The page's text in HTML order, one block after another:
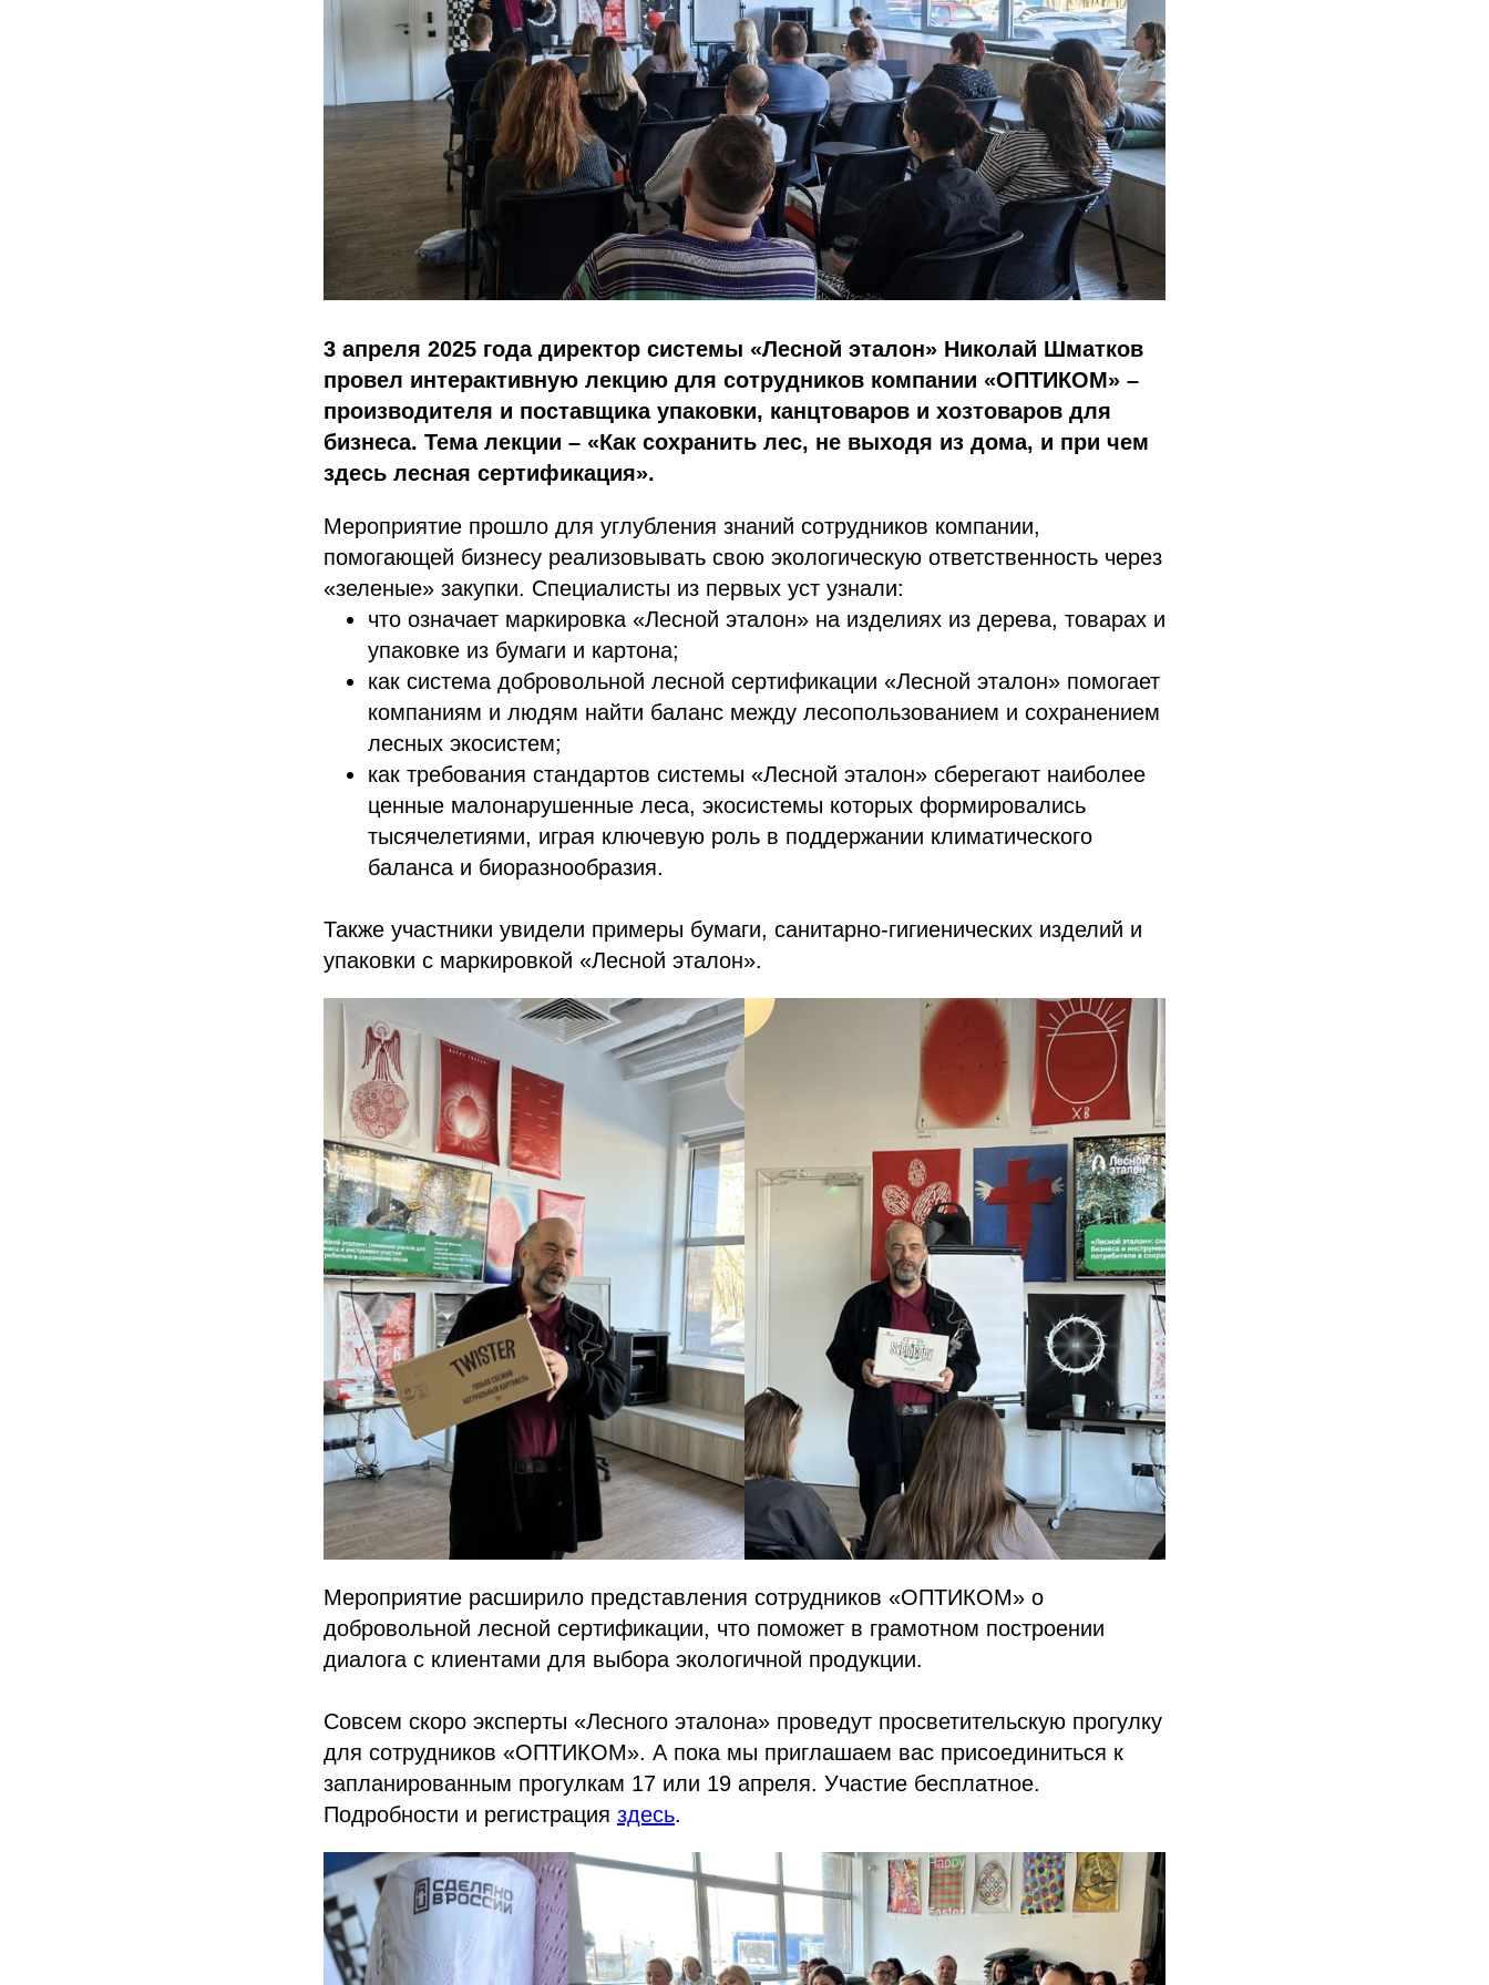
3 апреля 2025 года директор системы «Лесной эталон» Николай Шматков
провел интерактивную лекцию для сотрудников компании «ОПТИКОМ» –
производителя и поставщика упаковки, канцтоваров и хозтоваров для
бизнеса. Тема лекции – «Как сохранить лес, не выходя из дома, и при чем
здесь лесная сертификация».
Мероприятие прошло для углубления знаний сотрудников компании,
помогающей бизнесу реализовывать свою экологическую ответственность через
«зеленые» закупки. Специалисты из первых уст узнали:
что означает маркировка «Лесной эталон» на изделиях из дерева, товарах и
упаковке из бумаги и картона;
как система добровольной лесной сертификации «Лесной эталон» помогает
компаниям и людям найти баланс между лесопользованием и сохранением
лесных экосистем;
как требования стандартов системы «Лесной эталон» сберегают наиболее
ценные малонарушенные леса, экосистемы которых формировались
тысячелетиями, играя ключевую роль в поддержании климатического
баланса и биоразнообразия.
Также участники увидели примеры бумаги, санитарно-гигиенических изделий и
упаковки с маркировкой «Лесной эталон».
Мероприятие расширило представления сотрудников «ОПТИКОМ» о
добровольной лесной сертификации, что поможет в грамотном построении
диалога с клиентами для выбора экологичной продукции.
Совсем скоро эксперты «Лесного эталона» проведут просветительскую прогулку
для сотрудников «ОПТИКОМ». А пока мы приглашаем вас присоединиться к
запланированным прогулкам 17 или 19 апреля. Участие бесплатное.
Подробности и регистрация здесь.